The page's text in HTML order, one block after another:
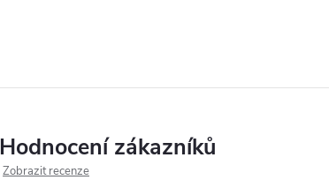
Hodnocení zákazníků
Zobrazit recenze